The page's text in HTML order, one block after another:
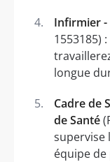
Infirmier -
1553185)
longue
Cadre de
de Santé
supervise
équipe